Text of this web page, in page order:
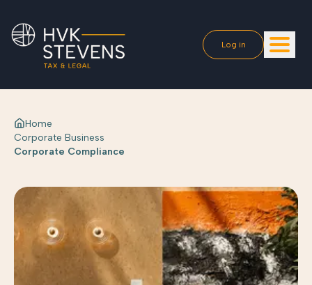
Log in
Home
Corporate Business
Corporate Compliance